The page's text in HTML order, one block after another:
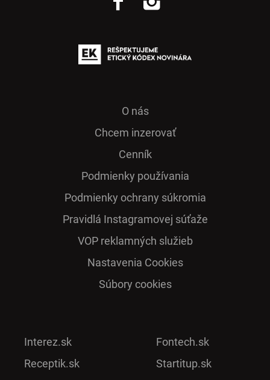
O nás
Chcem inzerovať
Cenník
Podmienky používania
Podmienky ochrany súkromia
Pra­vidlá Ins­ta­gra­mo­vej sú­ťaže
VOP reklamných služieb
Nastavenia Cookies
Súbory cookies
Interez.sk
Receptik.sk
Fontech.sk
Startitup.sk